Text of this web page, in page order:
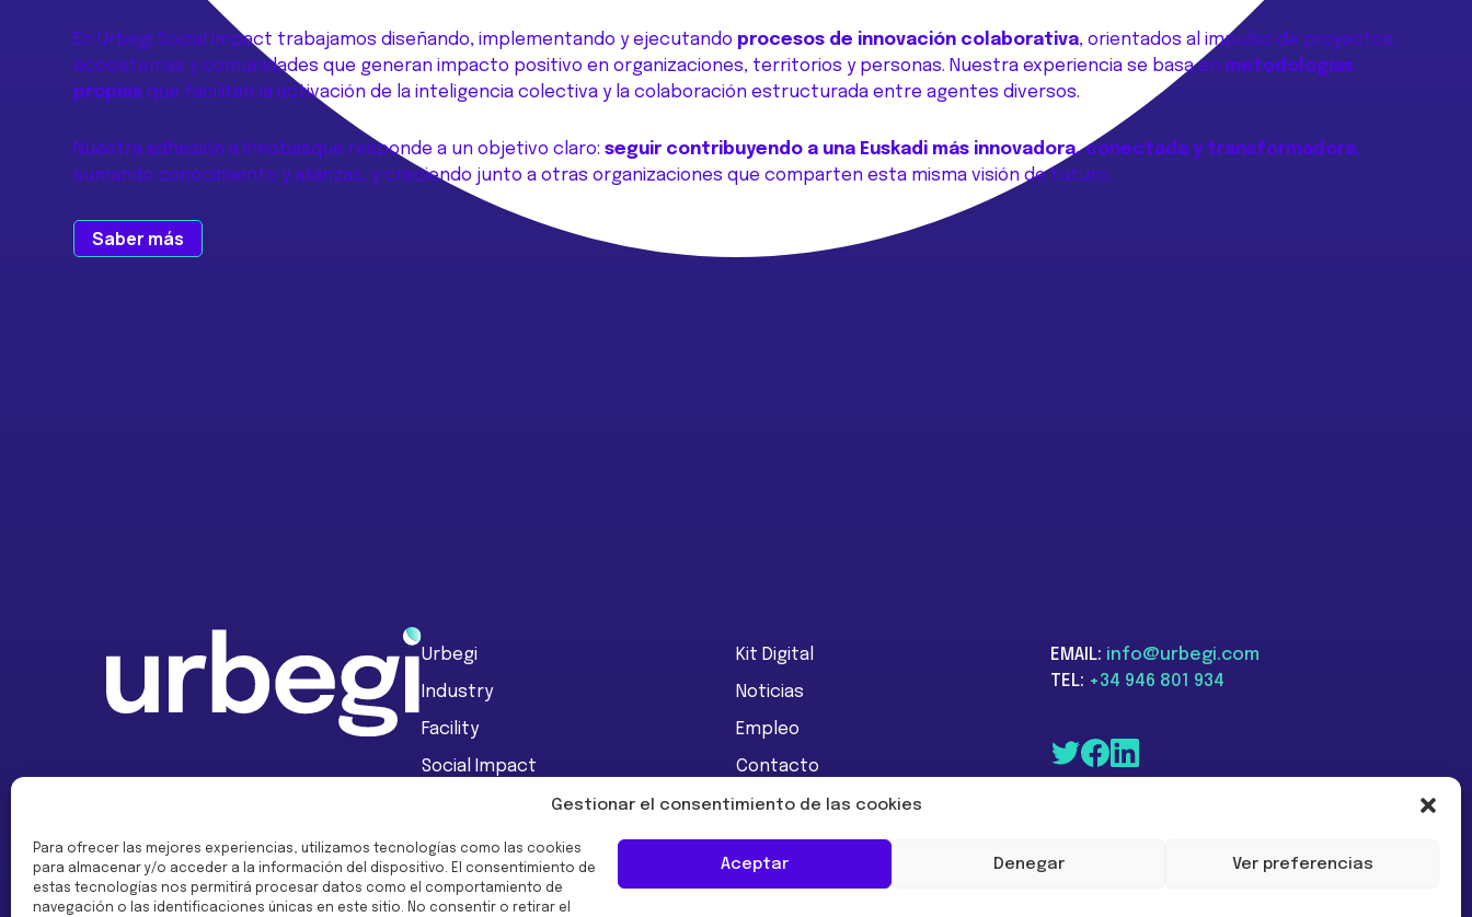
Gestionar el consentimiento de las cookies
Para ofrecer las mejores experiencias, utilizamos tecnologías como las cookies
para almacenar y/o acceder a la información del dispositivo. El consentimiento de
estas tecnologías nos permitirá procesar datos como el comportamiento de
navegación o las identificaciones únicas en este sitio. No consentir o retirar el
Aceptar Denegar Ver preferencias
En Urbegi Social Impact trabajamos diseñando, implementando y ejecutando procesos de innovación colaborativa, orientados al impulso de proyectos,
ecosistemas y comunidades que generan impacto positivo en organizaciones, territorios y personas. Nuestra experiencia se basa en metodologías
propias que facilitan la activación de la inteligencia colectiva y la colaboración estructurada entre agentes diversos.
Nuestra adhesión a Innobasque responde a un objetivo claro:seguir contribuyendo a una Euskadi más innovadora, conectada y transformadora,
sumando conocimiento y alianzas, y creciendo junto a otras organizaciones que comparten esta misma visión de futuro.
Saber más
Footer
Urbegi
Industry
Facility
Social Impact
Fundación Urbegi
Kit Digital
Noticias
Empleo
Contacto
EMAIL: info@urbegi.com
TEL: +34 946 801 934